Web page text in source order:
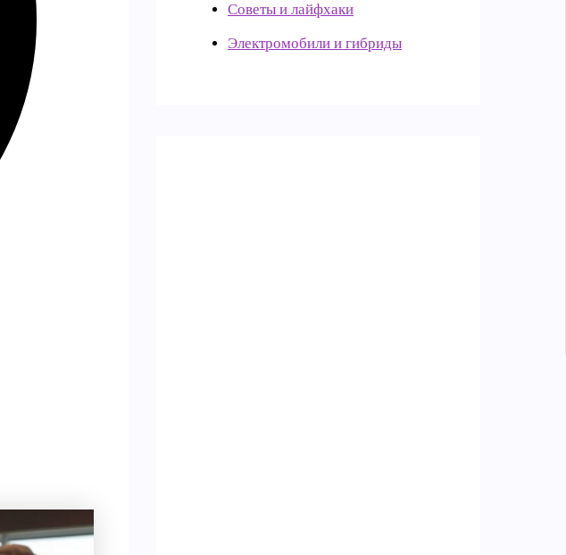
Советы и лайфхаки
Электромобили и гибриды